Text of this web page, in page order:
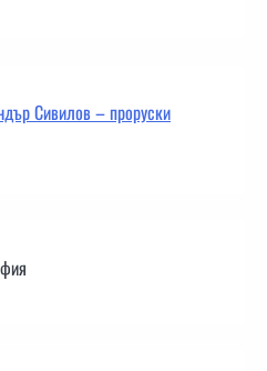
Сивилов – проруски